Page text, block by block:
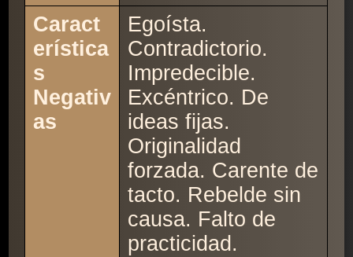
Caract
erística
s
Negativ
as
Egoísta.
Contradictorio.
Impredecible.
Excéntrico. De
ideas fijas.
Originalidad
forzada. Carente de
tacto. Rebelde sin
causa. Falto de
practicidad.